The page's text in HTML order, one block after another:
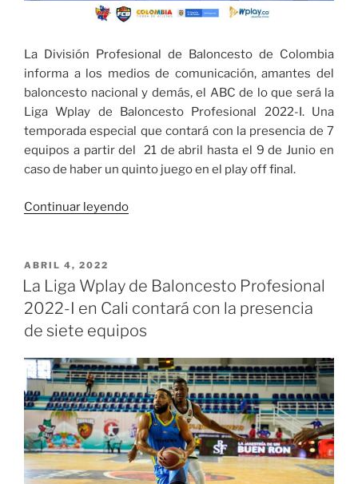
La División Profesional de Baloncesto de Colombia
informa a los medios de comunicación, amantes del
baloncesto nacional y demás, el ABC de lo que será la
Liga Wplay de Baloncesto Profesional 2022-I. Una
temporada especial que contará con la presencia de 7
equipos a partir del 21 de abril hasta el 9 de Junio en
caso de haber un quinto juego en el play off final.
Continuar leyendo«Así
Wplay
de
Profesional
2022-
I»
PUBLICADO
EL
ABRIL 4, 2022
La Liga Wplay de Baloncesto Profesional
2022-I en Cali contará con la presencia
de siete equipos